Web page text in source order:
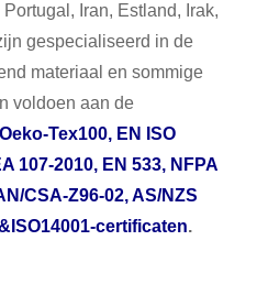
Iran, Estland, Irak,
gespecialiseerd in de
materiaal en sommige
voldoen aan de
Oeko-Tex100, EN ISO
107-2010, EN 533, NFPA
CSA-Z96-02, AS/NZS
certificaten.